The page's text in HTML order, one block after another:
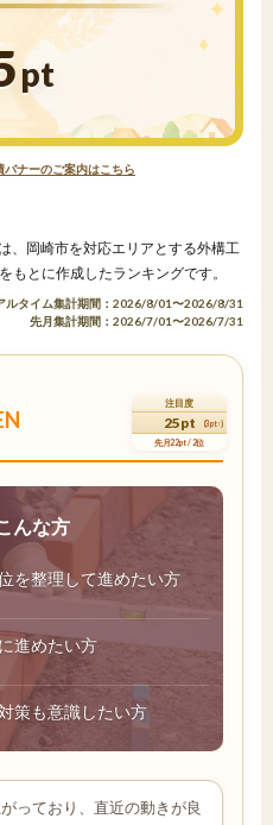
pt
バナーのご案内はこちら
、岡崎市を対応エリアとする外構工
もとに作成したランキングです。
ルタイム集計期間：2026/8/01〜2026/8/31
先月集計期間：2026/7/01〜2026/7/31
注目度
25pt (3pt↑)
先月22pt / 2位
んな方
を整理して進めたい方
進めたい方
策も意識したい方
っており、直近の動きが良